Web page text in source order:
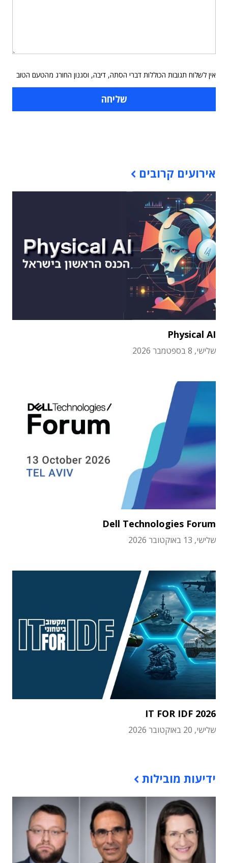
אין לשלוח תגובות הכוללות דברי הסתה, דיבה, וסגנון החורג מהטעם הטוב
אירועים קרובים
Physical AI
שלישי, 8 בספטמבר 2026
Dell Technologies Forum
שלישי, 13 באוקטובר 2026
IT FOR IDF 2026
שלישי, 20 באוקטובר 2026
ידיעות מובילות